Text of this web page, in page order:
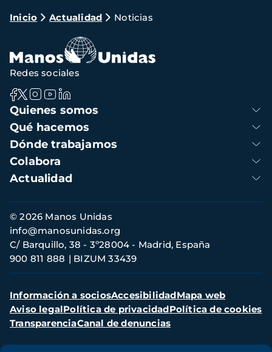
Ruta
navegación
Inicio Actualidad Noticias
Navegación
principal
Quienes somos
Qué hacemos
Dónde trabajamos
Colabora
Actualidad
Redes sociales
Información
de
contacto
© 2026 Manos Unidas
C/ Barquillo, 38 - 3º28004 - Madrid, España
900 811 888
BIZUM 33439
info@manosunidas.org
Menú
secundario
Información a sociosAccesibilidadMapa web
Aviso legalPolítica de privacidadPolítica de cookies
TransparenciaCanal de denuncias